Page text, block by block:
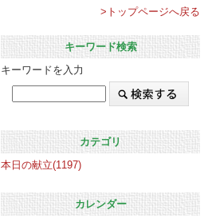
>トップページへ戻る
キーワード検索
キーワードを入力
カテゴリ
本日の献立(1197)
カレンダー